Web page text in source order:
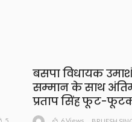
बसपा विधायक
सम्मान के साथ
प्रताप सिंह फूट-